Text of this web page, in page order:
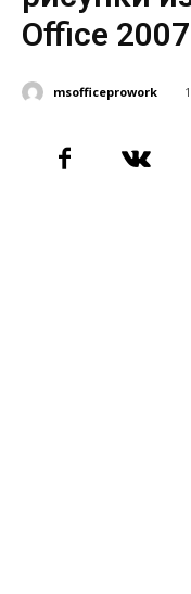
Office
msofficeprowork